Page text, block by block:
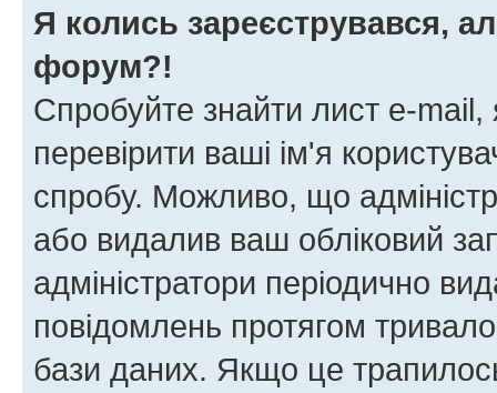
Я колись зареєструвався,
форум?!
Спробуйте знайти лист e-mail,
перевірити ваші ім'я
спробу. Можливо, що
або видалив ваш обліковий
адміністратори періодично
повідомлень протягом
бази даних. Якщо це